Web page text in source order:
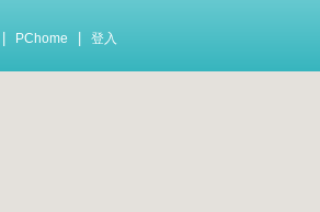
PChome 登入